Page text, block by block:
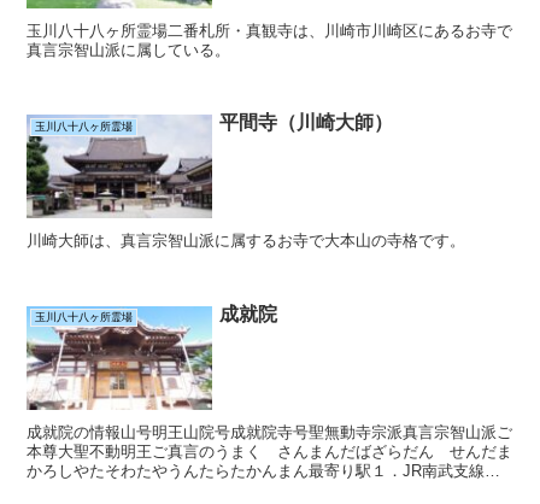
玉川八十八ヶ所霊場二番札所・真観寺は、川崎市川崎区にあるお寺で
真言宗智山派に属している。
玉川八十八ヶ所霊場 平間寺（川崎大師）
川崎大師は、真言宗智山派に属するお寺で大本山の寺格です。
玉川八十八ヶ所霊場 成就院
成就院の情報山号明王山院号成就院寺号聖無動寺宗派真言宗智山派ご
本尊大聖不動明王ご真言のうまく さんまんだばざらだん せんだま
かろしやたそわたやうんたらたかんまん最寄り駅１．JR南武支線小